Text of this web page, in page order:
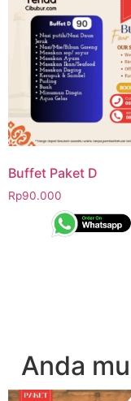
Buffet Paket D
Rp90.000
Anda